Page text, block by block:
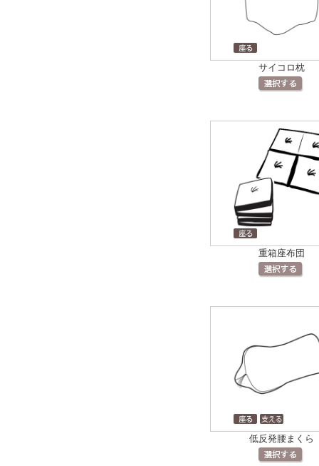
サイコロ枕
重箱座布団
低反発腰まくら